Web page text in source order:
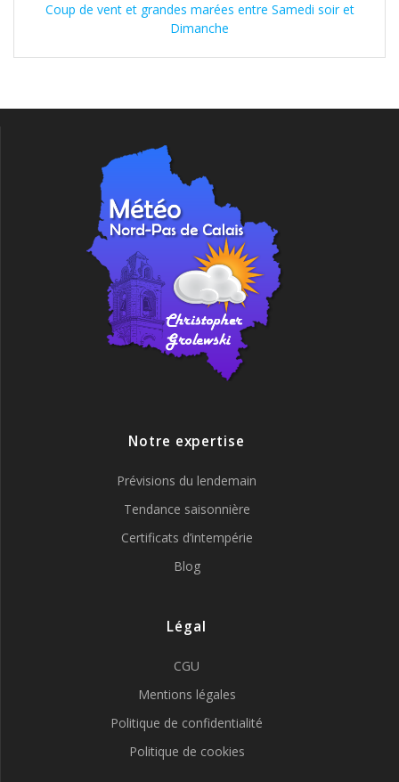
Coup de vent et grandes marées entre Samedi soir et
Dimanche
Notre expertise
Prévisions du lendemain
Tendance saisonnière
Certificats d’intempérie
Blog
Légal
CGU
Mentions légales
Politique de confidentialité
Politique de cookies